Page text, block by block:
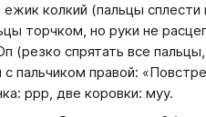
колкий (пальцы сплести
торчком, но руки не
(резко спрятать все
пальчиком правой:
ррр, две коровки: муу.